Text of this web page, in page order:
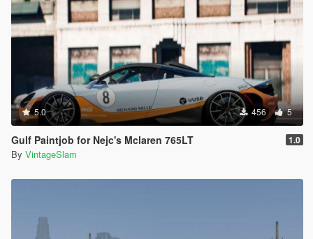
5.0 456 5
Gulf Paintjob for Nejc's Mclaren 765LT 1.0
By VintageSlam